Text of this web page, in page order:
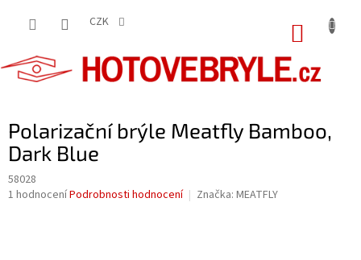
CZK
Polarizační brýle Meatfly Bamboo,
Dark Blue
58028
Průměrné
1 hodnoceníPodrobnosti hodnocení Značka: MEATFLY